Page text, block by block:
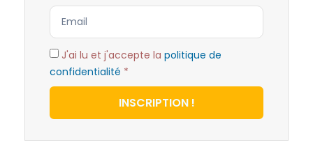
J'ai lu et j'accepte la politique de
confidentialité *
INSCRIPTION !